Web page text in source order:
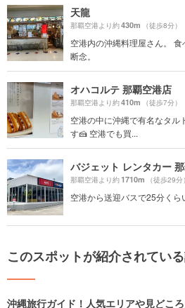
天龍
那覇空港より約430m （徒歩8分）
空港内の沖縄料理屋さん。
断念。
オハコルテ 那覇空港店
那覇空港より約410m （徒歩7分）
空港の中に沖縄で有名なタル
す🍰 空港でも買...
バジェット レンタカー
那覇空港より約1710m （徒歩29分）
空港から送迎バスで25分くら
このスポットが紹介されてい
沖縄旅行ガイド！人気エリアや見どこ